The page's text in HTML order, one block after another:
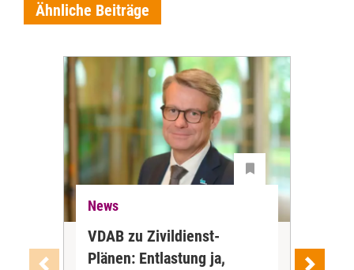
Ähnliche Beiträge
News
VDAB zu Zivildienst-
Plänen: Entlastung ja,